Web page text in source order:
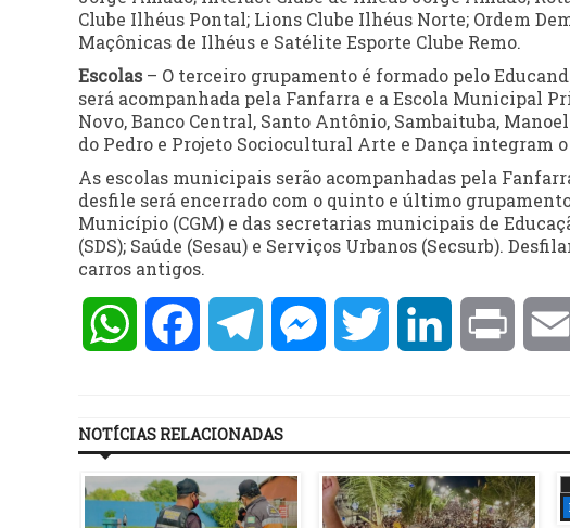
Clube Ilhéus Pontal; Lions Clube Ilhéus Norte; Ordem
Maçônicas de Ilhéus e Satélite Esporte Clube Remo.
Escolas – O terceiro grupamento é formado pelo
será acompanhada pela Fanfarra e a Escola Municipal
Novo, Banco Central, Santo Antônio, Sambaituba,
do Pedro e Projeto Sociocultural Arte e Dança integram
As escolas municipais serão acompanhadas pela
desfile será encerrado com o quinto e último
Município (CGM) e das secretarias municipais de
(SDS); Saúde (Sesau) e Serviços Urbanos (Secsurb).
carros antigos.
WhatsAppFacebookTelegramMessengerTwitter LinkedInPrint
NOTÍCIAS RELACIONADAS